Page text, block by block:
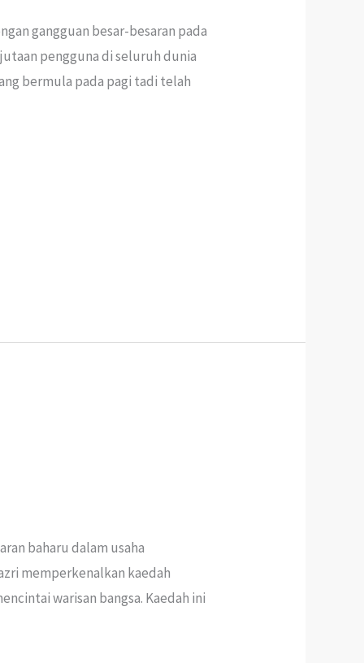
gangguan besar-besaran pada
pengguna di seluruh dunia
bermula pada pagi tadi telah
baharu dalam usaha
memperkenalkan kaedah
warisan bangsa. Kaedah ini